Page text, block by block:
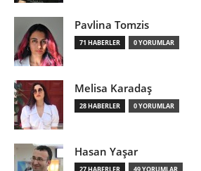
Pavlina Tomzis
71 HABERLER 0 YORUMLAR
Melisa Karadaş
28 HABERLER 0 YORUMLAR
Hasan Yaşar